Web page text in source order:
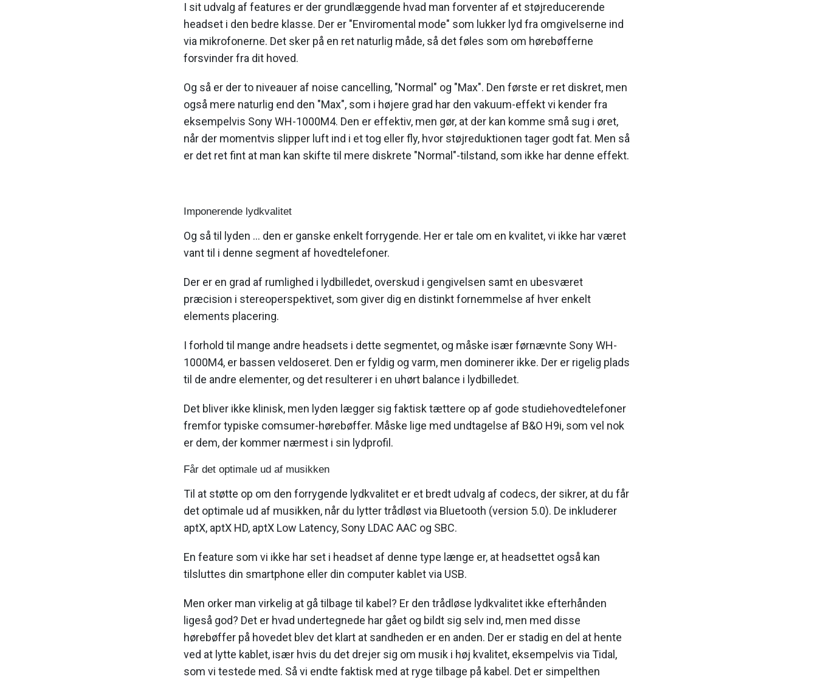
I sit udvalg af features er der grundlæggende hvad man forventer af et støjreducerende
headset i den bedre klasse. Der er "Enviromental mode" som lukker lyd fra omgivelserne ind
via mikrofonerne. Det sker på en ret naturlig måde, så det føles som om hørebøfferne
forsvinder fra dit hoved.
Og så er der to niveauer af noise cancelling, "Normal" og "Max". Den første er ret diskret, men
også mere naturlig end den "Max", som i højere grad har den vakuum-effekt vi kender fra
eksempelvis Sony WH-1000M4. Den er effektiv, men gør, at der kan komme små sug i øret,
når der momentvis slipper luft ind i et tog eller fly, hvor støjreduktionen tager godt fat. Men så
er det ret fint at man kan skifte til mere diskrete "Normal"-tilstand, som ikke har denne effekt.
Imponerende lydkvalitet
Og så til lyden ... den er ganske enkelt forrygende. Her er tale om en kvalitet, vi ikke har været
vant til i denne segment af hovedtelefoner.
Der er en grad af rumlighed i lydbilledet, overskud i gengivelsen samt en ubesværet
præcision i stereoperspektivet, som giver dig en distinkt fornemmelse af hver enkelt
elements placering.
I forhold til mange andre headsets i dette segmentet, og måske især førnævnte Sony WH-
1000M4, er bassen veldoseret. Den er fyldig og varm, men dominerer ikke. Der er rigelig plads
til de andre elementer, og det resulterer i en uhørt balance i lydbilledet.
Det bliver ikke klinisk, men lyden lægger sig faktisk tættere op af gode studiehovedtelefoner
fremfor typiske comsumer-hørebøffer. Måske lige med undtagelse af B&O H9i, som vel nok
er dem, der kommer nærmest i sin lydprofil.
Får det optimale ud af musikken
Til at støtte op om den forrygende lydkvalitet er et bredt udvalg af codecs, der sikrer, at du får
det optimale ud af musikken, når du lytter trådløst via Bluetooth (version 5.0). De inkluderer
aptX, aptX HD, aptX Low Latency, Sony LDAC AAC og SBC.
En feature som vi ikke har set i headset af denne type længe er, at headsettet også kan
tilsluttes din smartphone eller din computer kablet via USB.
Men orker man virkelig at gå tilbage til kabel? Er den trådløse lydkvalitet ikke efterhånden
ligeså god? Det er hvad undertegnede har gået og bildt sig selv ind, men med disse
hørebøffer på hovedet blev det klart at sandheden er en anden. Der er stadig en del at hente
ved at lytte kablet, især hvis du det drejer sig om musik i høj kvalitet, eksempelvis via Tidal,
som vi testede med. Så vi endte faktisk med at ryge tilbage på kabel. Det er simpelthen